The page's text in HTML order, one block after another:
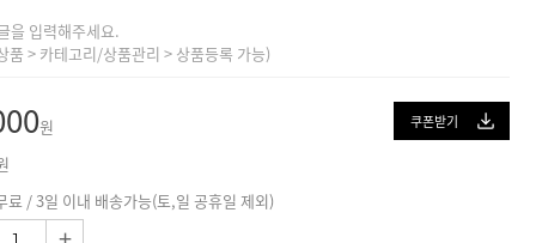
을 입력해주세요.
품 > 카테고리/상품관리 > 상품등록 가능)
쿠폰받기
원
료 / 3일 이내 배송가능(토,일 공휴일 제외)